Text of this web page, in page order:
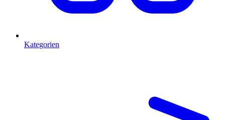
Kategorien